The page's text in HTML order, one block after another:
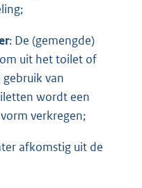
: De (gemengde)
uit het toilet of
gebruik van
wordt een
verkregen;
afkomstig uit de